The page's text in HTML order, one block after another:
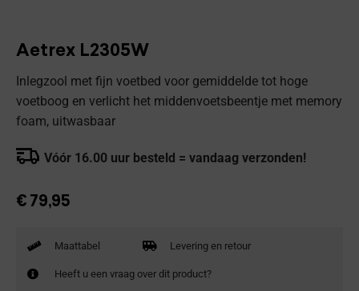
Aetrex L2305W
Inlegzool met fijn voetbed voor gemiddelde tot hoge
voetboog en verlicht het middenvoetsbeentje met memory
foam, uitwasbaar
Vóór 16.00 uur besteld = vandaag verzonden!
€ 79,95
Maattabel Levering en retour
Heeft u een vraag over dit product?